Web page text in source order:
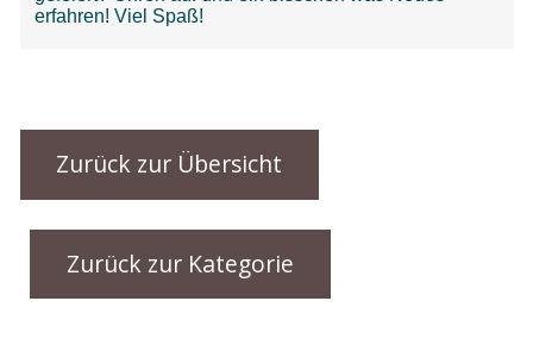
Zurück zur Übersicht
Zurück zur Kategorie